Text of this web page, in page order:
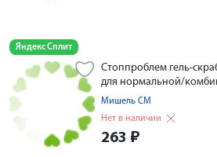
Яндекс Сплит
Стоппроблем гель-
для нормальной/
Мишель СМ
Нет в наличии
263 ₽